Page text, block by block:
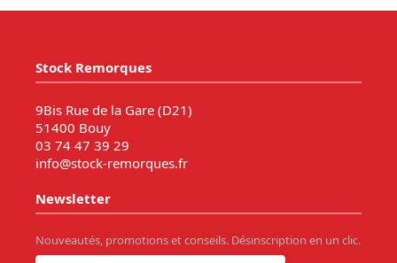
Stock Remorques
9Bis Rue de la Gare (D21)
51400 Bouy
03 74 47 39 29
info@stock-remorques.fr
Newsletter
Nouveautés, promotions et conseils. Désinscription en un clic.